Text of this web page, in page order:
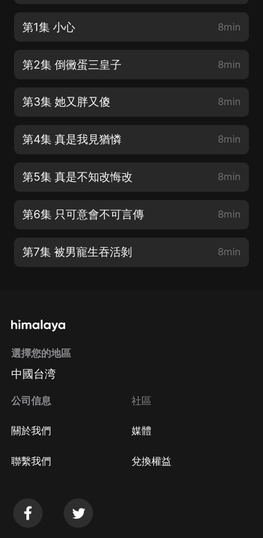
第1集 小心 8min
第2集 倒黴蛋三皇子 8min
第3集 她又胖又傻 8min
第4集 真是我見猶憐 8min
第5集 真是不知改悔改 8min
第6集 只可意會不可言傳 8min
第7集 被男寵生吞活剝 8min
選擇您的地區
中國台湾
公司信息
關於我們
聯繫我們
社區
媒體
兌換權益